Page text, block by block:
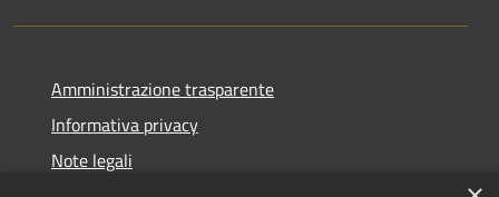
Amministrazione trasparente
Informativa privacy
Note legali